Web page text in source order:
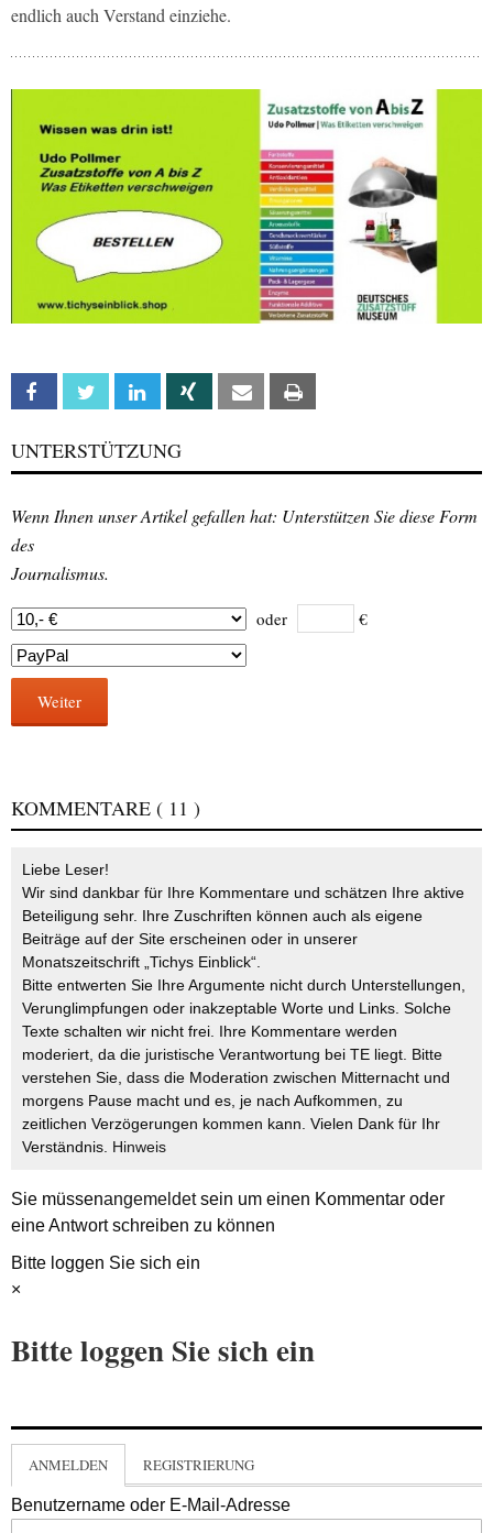
endlich auch Verstand einziehe.
Facebook Twitter Linkedin Xing Email
UNTERSTÜTZUNG
Wenn Ihnen unser Artikel gefallen hat: Unterstützen Sie diese Form
des
Journalismus.
oder €
Weiter
KOMMENTARE ( 11 )
Liebe Leser!
Wir sind dankbar für Ihre Kommentare und schätzen Ihre aktive
Beteiligung sehr. Ihre Zuschriften können auch als eigene
Beiträge auf der Site erscheinen oder in unserer
Monatszeitschrift „Tichys Einblick“.
Bitte entwerten Sie Ihre Argumente nicht durch Unterstellungen,
Verunglimpfungen oder inakzeptable Worte und Links. Solche
Texte schalten wir nicht frei. Ihre Kommentare werden
moderiert, da die juristische Verantwortung bei TE liegt. Bitte
verstehen Sie, dass die Moderation zwischen Mitternacht und
morgens Pause macht und es, je nach Aufkommen, zu
zeitlichen Verzögerungen kommen kann. Vielen Dank für Ihr
Verständnis. Hinweis
Sie müssenangemeldetsein um einen Kommentar oder
eine Antwort schreiben zu können
Bitte loggen Sie sich ein
×
Bitte loggen Sie sich ein
ANMELDEN REGISTRIERUNG
Benutzername oder E-Mail-Adresse